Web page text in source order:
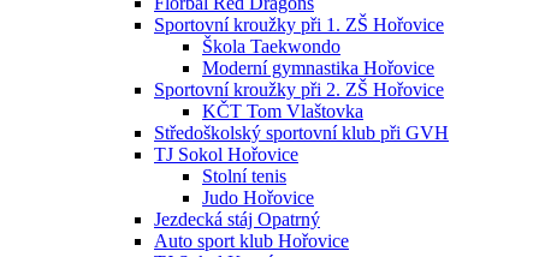
Sportovní kroužky při 1. ZŠ Hořovice
Škola Taekwondo
Moderní gymnastika Hořovice
Sportovní kroužky při 2. ZŠ Hořovice
KČT Tom Vlaštovka
Středoškolský sportovní klub při GVH
TJ Sokol Hořovice
Stolní tenis
Judo Hořovice
Jezdecká stáj Opatrný
Auto sport klub Hořovice